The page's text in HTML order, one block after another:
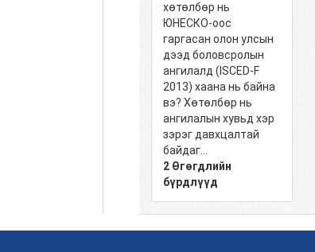
хөтөлбөр нь
ЮНЕСКО-оос
гаргасан олон улсын
дээд боловсролын
ангилалд (ISCED-F
2013) хаана нь байна
вэ? Хөтөлбөр нь
ангилалын хувьд хэр
зэрэг давхцалтай
байдаг...
2 Өгөгдлийн
бүрдлүүд